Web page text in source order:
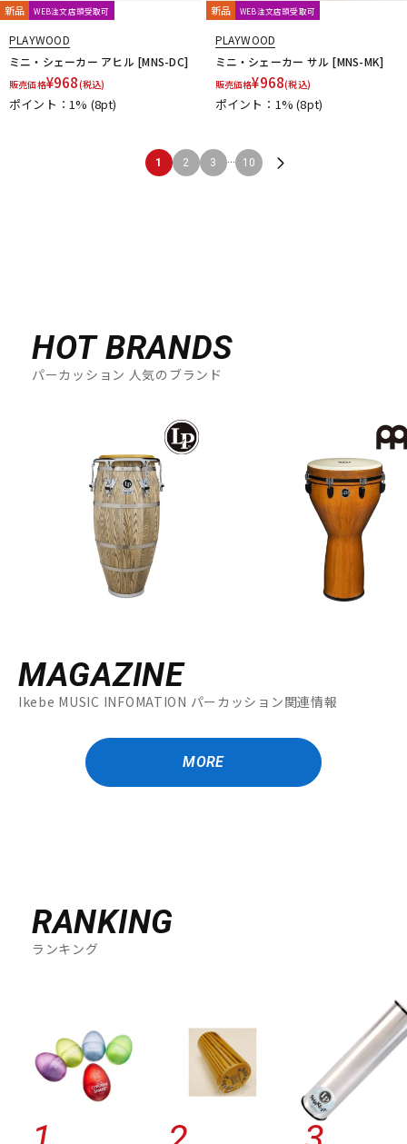
新品 WEB注文店頭受取可
PLAYWOOD
ミニ・シェーカー アヒル [MNS-DC]
販売価格¥968(税込)
ポイント：1% (8pt)
新品 WEB注文店頭受取可
PLAYWOOD
ミニ・シェーカー サル [MNS-MK]
販売価格¥968(税込)
ポイント：1%(8pt)
1 2 3 ... 10
HOT BRANDS
パーカッション 人気のブランド
MAGAZINE
Ikebe MUSIC INFOMATION パーカッション関連情報
MORE
RANKING
ランキング